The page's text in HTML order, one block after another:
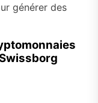
générer des